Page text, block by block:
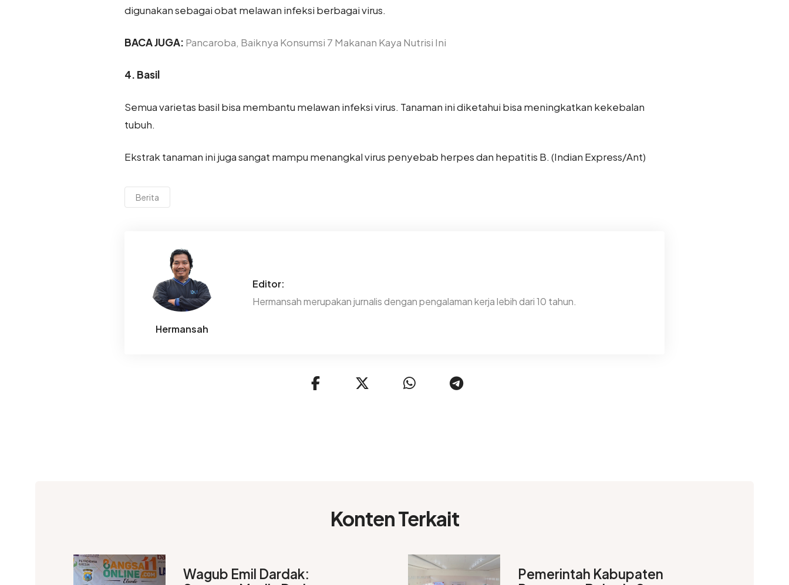
digunakan sebagai obat melawan infeksi berbagai virus.
BACA JUGA: Pancaroba, Baiknya Konsumsi 7 Makanan Kaya Nutrisi Ini
4. Basil
Semua varietas basil bisa membantu melawan infeksi virus. Tanaman ini diketahui bisa meningkatkan kekebalan
tubuh.
Ekstrak tanaman ini juga sangat mampu menangkal virus penyebab herpes dan hepatitis B. (Indian Express/Ant)
Berita
Hermansah
Editor:
Hermansah merupakan jurnalis dengan pengalaman kerja lebih dari 10 tahun.
Konten Terkait
Wagub Emil Dardak:
Pemerintah Kabupaten